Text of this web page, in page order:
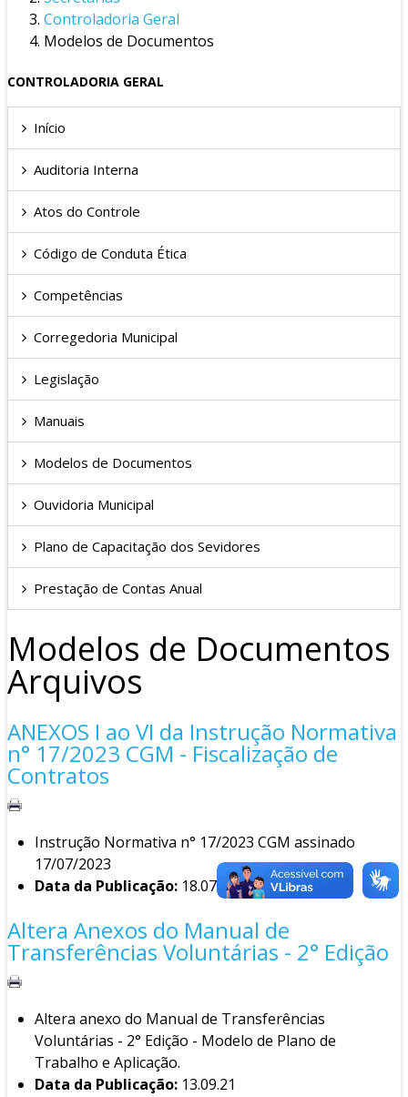
Controladoria Geral
Modelos de Documentos
CONTROLADORIA GERAL
Início
Auditoria Interna
Atos do Controle
Código de Conduta Ética
Competências
Corregedoria Municipal
Legislação
Manuais
Modelos de Documentos
Ouvidoria Municipal
Plano de Capacitação dos Sevidores
Prestação de Contas Anual
Modelos de Documentos
Arquivos
ANEXOS I ao VI da Instrução Normativa
n° 17/2023 CGM - Fiscalização de
Contratos
Instrução Normativa n° 17/2023 CGM assinado
17/07/2023
Data da Publicação: 18.07.23
Altera Anexos do Manual de
Transferências Voluntárias - 2° Edição
Altera anexo do Manual de Transferências
Voluntárias - 2° Edição - Modelo de Plano de
Trabalho e Aplicação.
Data da Publicação: 13.09.21